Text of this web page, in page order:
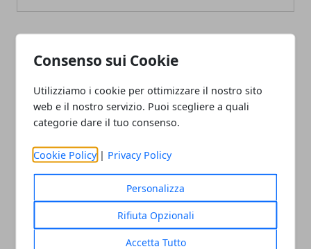
Consenso sui Cookie
Utilizziamo i cookie per ottimizzare il nostro sito
web e il nostro servizio. Puoi scegliere a quali
categorie dare il tuo consenso.
Cookie Policy | Privacy Policy
Personalizza
Rifiuta Opzionali
Accetta Tutto
ARTICOLI CORRELATI
Vantaggi di una vacanza in catamarano
02/11/2024